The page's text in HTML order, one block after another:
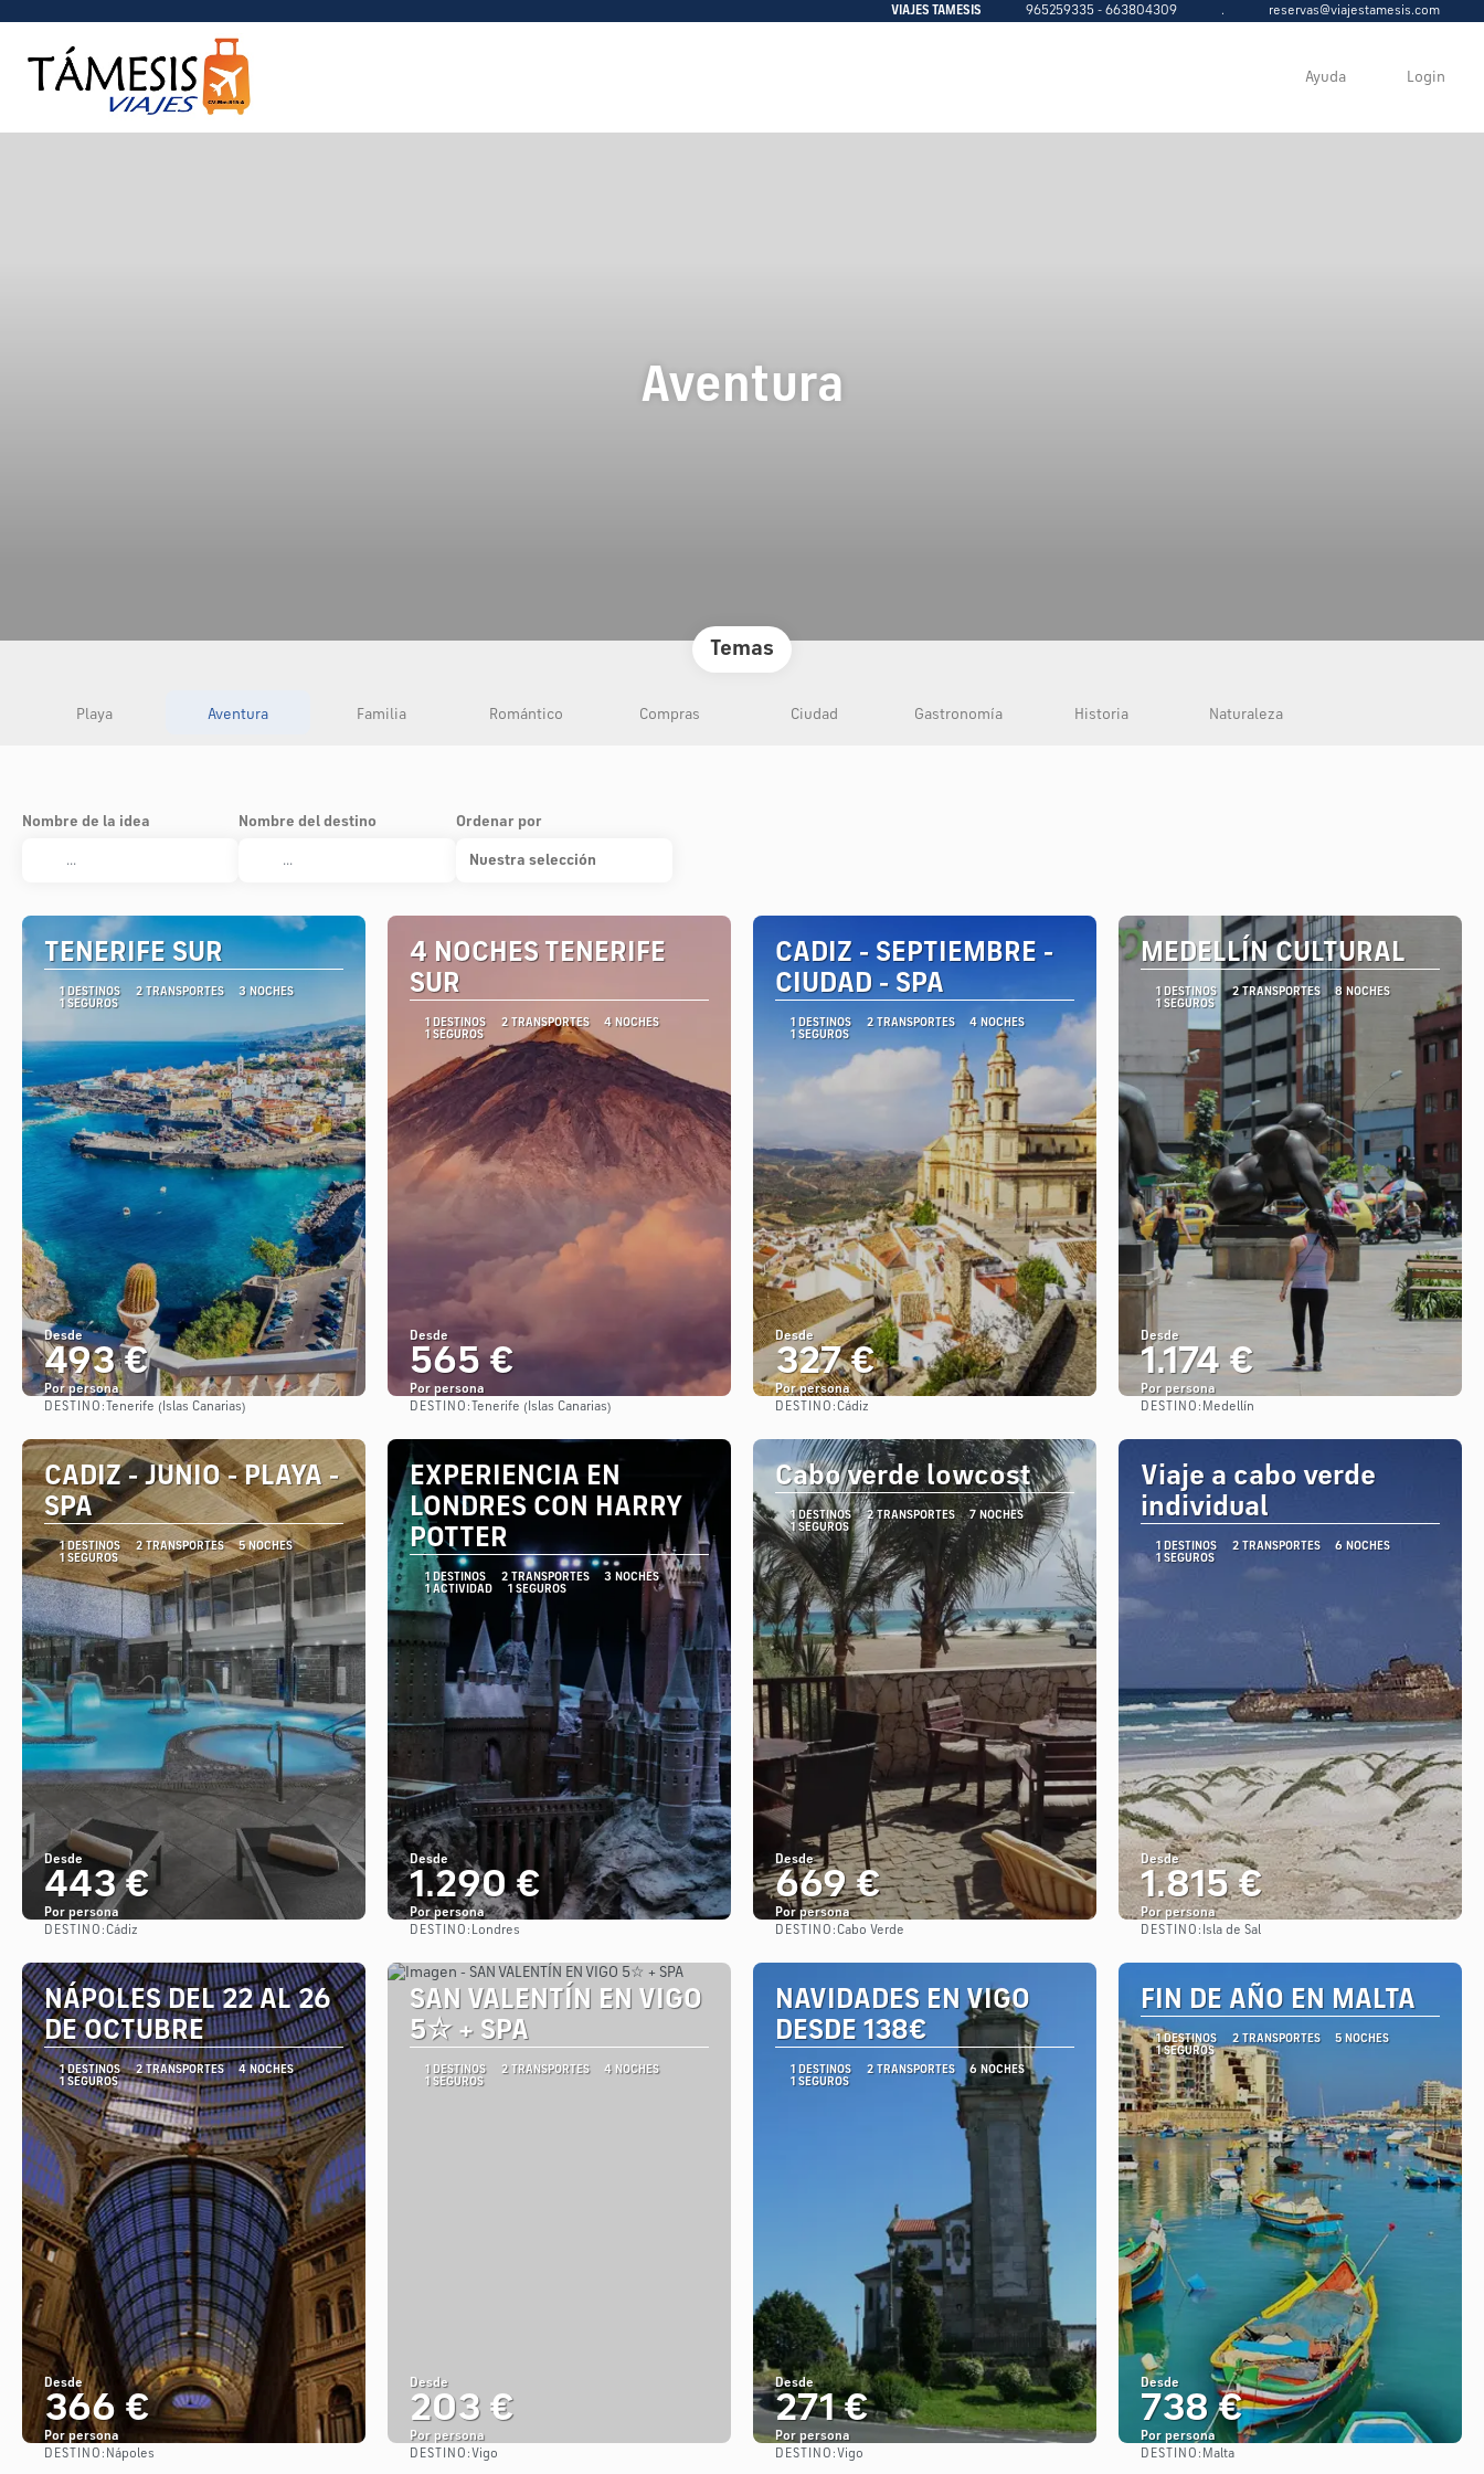
VIAJES TAMESIS 965259335 - 663804309 . reservas@viajestamesis.com
Ayuda Login
Aventura
Temas
Playa Aventura Familia Romántico Compras Ciudad Gastronomía Historia Naturaleza
Nombre de la idea Nombre del destino Ordenar por
Nuestra selección
TENERIFE SUR
1 DESTINOS 2 TRANSPORTES
3 NOCHES
1 SEGUROS
Desde
493 €
Por persona
DESTINO: Tenerife (Islas Canarias)
4 NOCHES TENERIFE
SUR
1 DESTINOS 2 TRANSPORTES
4 NOCHES
1 SEGUROS
Desde
565 €
Por persona
DESTINO: Tenerife (Islas Canarias)
CADIZ - SEPTIEMBRE -
CIUDAD - SPA
1 DESTINOS 2 TRANSPORTES
4 NOCHES
1 SEGUROS
Desde
327 €
Por persona
DESTINO:Cádiz
MEDELLÍN CULTURAL
1 DESTINOS 2 TRANSPORTES
8 NOCHES
1 SEGUROS
Desde
1.174 €
Por persona
DESTINO: Medellín
CADIZ - JUNIO - PLAYA -
SPA
1 DESTINOS 2 TRANSPORTES
5 NOCHES
1 SEGUROS
Desde
443 €
Por persona
DESTINO:Cádiz
EXPERIENCIA EN
LONDRES CON HARRY
POTTER
1 DESTINOS 2 TRANSPORTES
3 NOCHES
1 ACTIVIDAD
1 SEGUROS
Desde
1.290 €
Por persona
DESTINO: Londres
Cabo verde lowcost
1 DESTINOS 2 TRANSPORTES
7 NOCHES
1 SEGUROS
Desde
669 €
Por persona
DESTINO:Cabo Verde
Viaje a cabo verde
individual
1 DESTINOS 2 TRANSPORTES
6 NOCHES
1 SEGUROS
Desde
1.815 €
Por persona
DESTINO: Isla de Sal
NÁPOLES DEL 22 AL 26
DE OCTUBRE
1 DESTINOS 2 TRANSPORTES
4 NOCHES
1 SEGUROS
Desde
366 €
Por persona
DESTINO: Nápoles
SAN VALENTÍN EN VIGO
5☆ + SPA
1 DESTINOS 2 TRANSPORTES
4 NOCHES
1 SEGUROS
Desde
203 €
Por persona
DESTINO: Vigo
NAVIDADES EN VIGO
DESDE 138€
1 DESTINOS 2 TRANSPORTES
6 NOCHES
1 SEGUROS
Desde
271 €
Por persona
DESTINO: Vigo
FIN DE AÑO EN MALTA
1 DESTINOS 2 TRANSPORTES
5 NOCHES
1 SEGUROS
Desde
738 €
Por persona
DESTINO: Malta